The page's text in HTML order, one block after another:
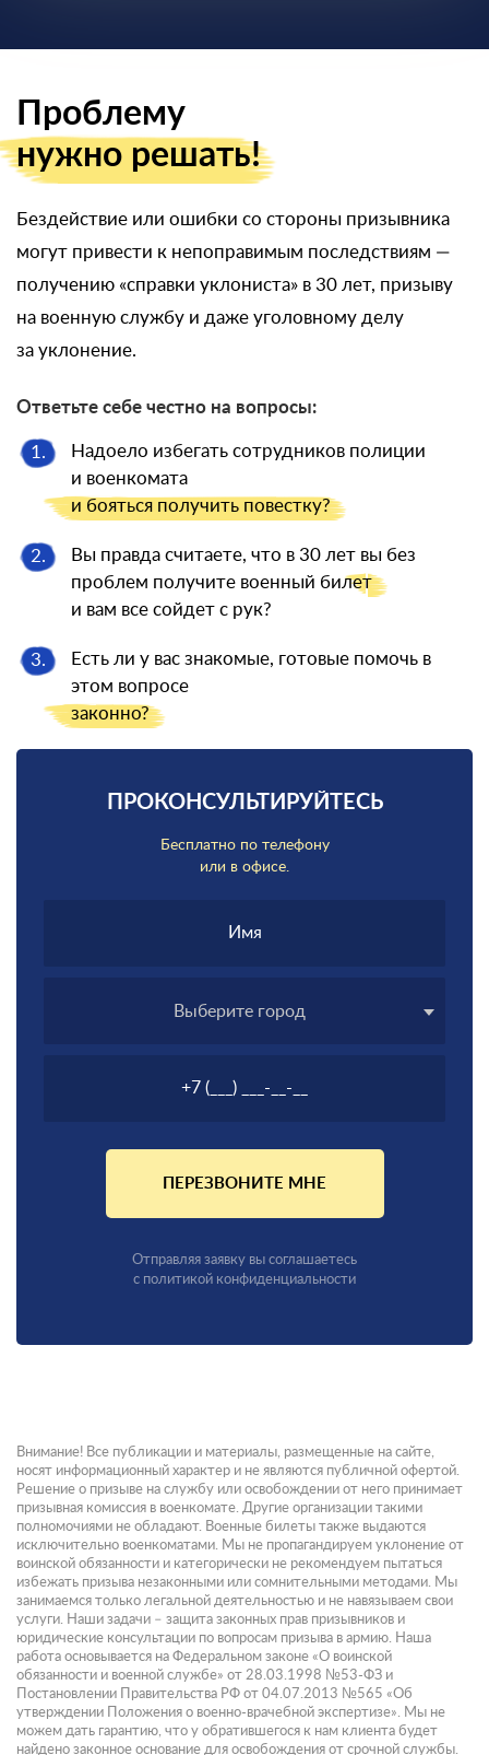
Проблему
нужно решать!
Бездействие или ошибки со стороны призывника
могут привести к непоправимым последствиям —
получению «справки уклониста» в 30 лет, призыву
на военную службу и даже уголовному делу
за уклонение.
Ответьте себе честно на вопросы:
1.
Надоело избегать сотрудников полиции
и военкомата
и бояться получить повестку?
2.
Вы правда считаете, что в 30 лет вы без
проблем получите военный билет
и вам все сойдет с рук?
3.
Есть ли у вас знакомые, готовые помочь в
этом вопросе
законно?
ПРОКОНСУЛЬТИРУЙТЕСЬ
Бесплатно по телефону
или в офисе.
Выберите город
ПЕРЕЗВОНИТЕ МНЕ
Отправляя заявку вы соглашаетесь
с политикой конфиденциальности
Внимание! Все публикации и материалы, размещенные на сайте,
носят информационный характер и не являются публичной офертой.
Решение о призыве на службу или освобождении от него принимает
призывная комиссия в военкомате. Другие организации такими
полномочиями не обладают. Военные билеты также выдаются
исключительно военкоматами. Мы не пропагандируем уклонение от
воинской обязанности и категорически не рекомендуем пытаться
избежать призыва незаконными или сомнительными методами. Мы
занимаемся только легальной деятельностью и не навязываем свои
услуги. Наши задачи – защита законных прав призывников и
юридические консультации по вопросам призыва в армию. Наша
работа основывается на Федеральном законе «О воинской
обязанности и военной службе» от 28.03.1998 №53-ФЗ и
Постановлении Правительства РФ от 04.07.2013 №565 «Об
утверждении Положения о военно-врачебной экспертизе». Мы не
можем дать гарантию, что у обратившегося к нам клиента будет
найдено законное основание для освобождения от срочной службы.